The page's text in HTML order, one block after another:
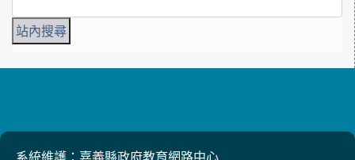
系統維護：嘉義縣政府教育網路中心